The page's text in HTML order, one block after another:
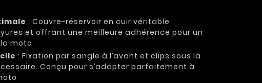
: Couvre-réservoir en cuir véritable
et offrant une meilleure adhérence pour un
moto
: Fixation par sangle à l’avant et clips sous la
Conçu pour s’adapter parfaitement à